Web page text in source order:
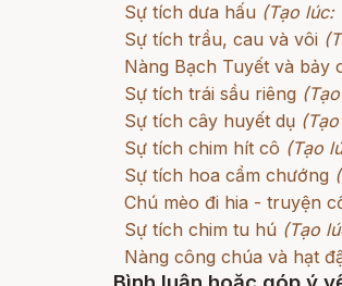
Sự tích dưa hấu (Tạo lúc:
Sự tích trầu, cau và vôi
Nàng Bạch Tuyết và bảy
Sự tích trái sầu riêng
Sự tích cây huyết dụ
Sự tích chim hít cô (Tạo
Sự tích hoa cẩm chướng
Chú mèo đi hia - truyện
Sự tích chim tu hú (Tạo
Nàng công chúa và hạt